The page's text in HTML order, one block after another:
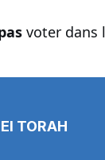
voter dans
TORAH